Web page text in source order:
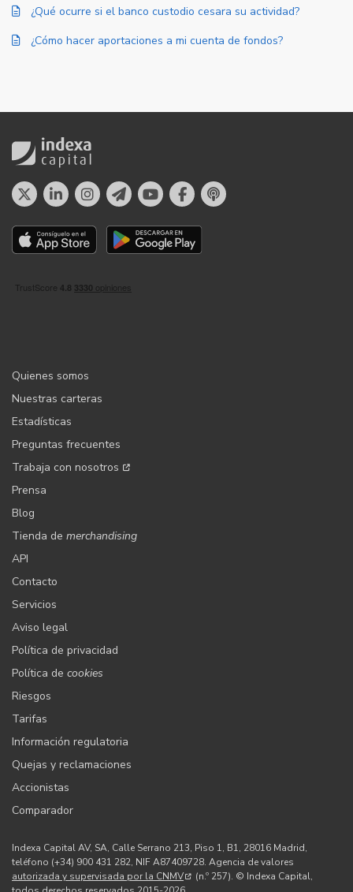
¿Qué ocurre si el banco custodio cesara su actividad?
¿Cómo hacer aportaciones a mi cuenta de fondos?
Quienes somos
Nuestras carteras
Estadísticas
Preguntas frecuentes
Trabaja con nosotros
Prensa
Blog
Tienda de merchandising
API
Contacto
Servicios
Aviso legal
Política de privacidad
Política de cookies
Riesgos
Tarifas
Información regulatoria
Quejas y reclamaciones
Accionistas
Comparador
Indexa Capital AV, SA, Calle Serrano 213, Piso 1, B1, 28016 Madrid,
teléfono (+34) 900 431 282, NIF A87409728. Agencia de valores
autorizada y supervisada por la CNMV
(n.º 257). © Indexa Capital,